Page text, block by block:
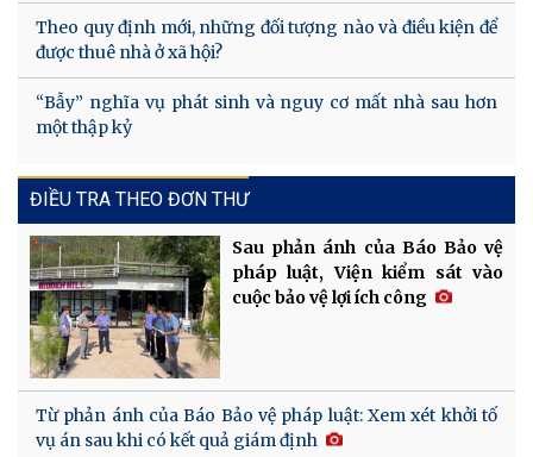
Theo quy định mới, những đối tượng nào và điều kiện để
được thuê nhà ở xã hội?
“Bẫy” nghĩa vụ phát sinh và nguy cơ mất nhà sau hơn
một thập kỷ
ĐIỀU TRA THEO ĐƠN THƯ
Sau phản ánh của Báo Bảo vệ
pháp luật, Viện kiểm sát vào
cuộc bảo vệ lợi ích công
Từ phản ánh của Báo Bảo vệ pháp luật: Xem xét khởi tố
vụ án sau khi có kết quả giám định